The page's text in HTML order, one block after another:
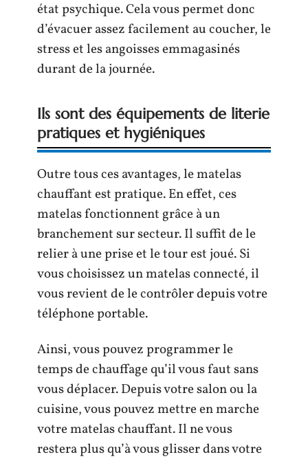
état psychique. Cela vous permet donc
d’évacuer assez facilement au coucher, le
stress et les angoisses emmagasinés
durant de la journée.
Ils sont des équipements de literie
pratiques et hygiéniques
Outre tous ces avantages, le matelas
chauffant est pratique. En effet, ces
matelas fonctionnent grâce à un
branchement sur secteur. Il suffit de le
relier à une prise et le tour est joué. Si
vous choisissez un matelas connecté, il
vous revient de le contrôler depuis votre
téléphone portable.
Ainsi, vous pouvez programmer le
temps de chauffage qu’il vous faut sans
vous déplacer. Depuis votre salon ou la
cuisine, vous pouvez mettre en marche
votre matelas chauffant. Il ne vous
restera plus qu’à vous glisser dans votre